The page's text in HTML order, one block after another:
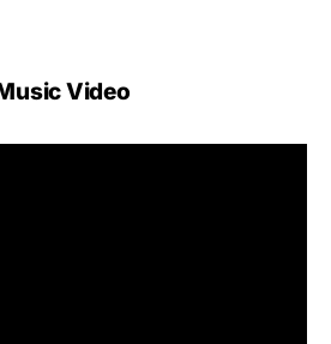
Video